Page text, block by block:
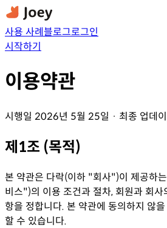
사용 사례 블로그로그인
시작하기
이용약관
시행일 2026년 5월 25일 · 최종 업데
제1조 (목적)
본 약관은 다락(이하 "회사")이 제공하
비스")의 이용 조건과 절차, 회원과 회
항을 정합니다. 본 약관에 동의하지 않
할 수 있습니다.